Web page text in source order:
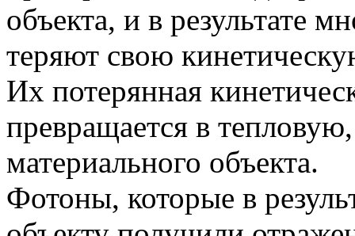
объекта, и в результате
теряют свою
Их потерянная
превращается в
материального объекта.
Фотоны, которые в